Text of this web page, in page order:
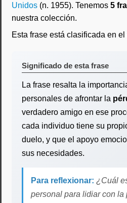
Unidos (n. 1955). Tenemos 5
nuestra colección.
Esta frase está clasificada en el
Significado de esta frase
La frase resalta la
personales de afrontar la
verdadero amigo en ese
cada individuo tiene su
duelo, y que el apoyo
sus necesidades.
Para reflexionar: ¿Cuál
personal para lidiar con la